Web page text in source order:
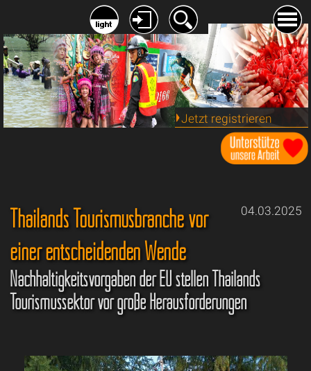
Jetzt registrieren
04.03.2025
Thailands Tourismusbranche vor
einer entscheidenden Wende
Nachhaltigkeitsvorgaben der EU stellen Thailands
Tourismussektor vor große Herausforderungen